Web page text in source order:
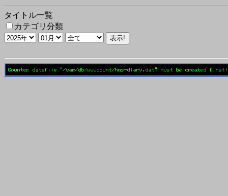
タイトル一覧
カテゴリ分類